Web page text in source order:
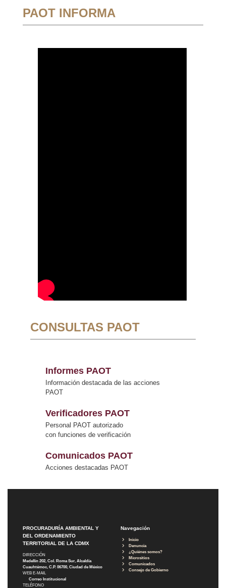
PAOT INFORMA
CONSULTAS PAOT
Informes PAOT
Información destacada de las acciones
PAOT
Verificadores PAOT
Personal PAOT autorizado
con funciones de verificación
Comunicados PAOT
Acciones destacadas PAOT
PROCURADURÍA AMBIENTAL Y
DEL ORDENAMIENTO
TERRITORIAL DE LA CDMX
DIRECCIÓN
Medellín 202, Col. Roma Sur, Alcaldía
Cuauhtémoc, C.P. 06700, Ciudad de México
WEB E-MAIL
Correo Institucional
TELÉFONO
Navegación
Inicio
Denuncia
¿Quiénes somos?
Micrositios
Comunicados
Consejo de Gobierno